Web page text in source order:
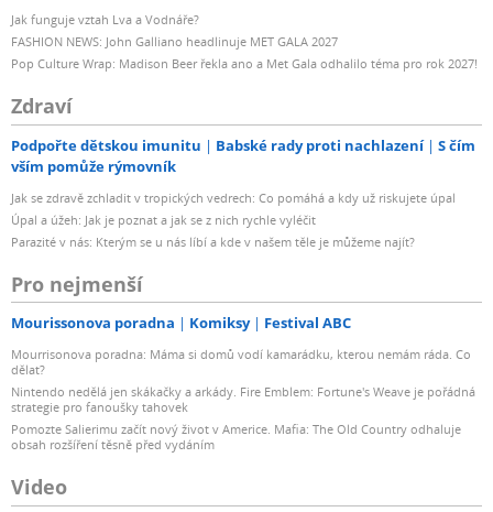
Jak funguje vztah Lva a Vodnáře?
FASHION NEWS: John Galliano headlinuje MET GALA 2027
Pop Culture Wrap: Madison Beer řekla ano a Met Gala odhalilo téma pro rok 2027!
Zdraví
Podpořte dětskou imunitu Babské rady proti nachlazení
S čím
vším pomůže rýmovník
Jak se zdravě zchladit v tropických vedrech: Co pomáhá a kdy už riskujete úpal
Úpal a úžeh: Jak je poznat a jak se z nich rychle vyléčit
Parazité v nás: Kterým se u nás líbí a kde v našem těle je můžeme najít?
Pro nejmenší
Mourissonova poradna Komiksy Festival ABC
Mourrisonova poradna: Máma si domů vodí kamarádku, kterou nemám ráda. Co
dělat?
Nintendo nedělá jen skákačky a arkády. Fire Emblem: Fortune's Weave je pořádná
strategie pro fanoušky tahovek
Pomozte Salierimu začít nový život v Americe. Mafia: The Old Country odhaluje
obsah rozšíření těsně před vydáním
Video